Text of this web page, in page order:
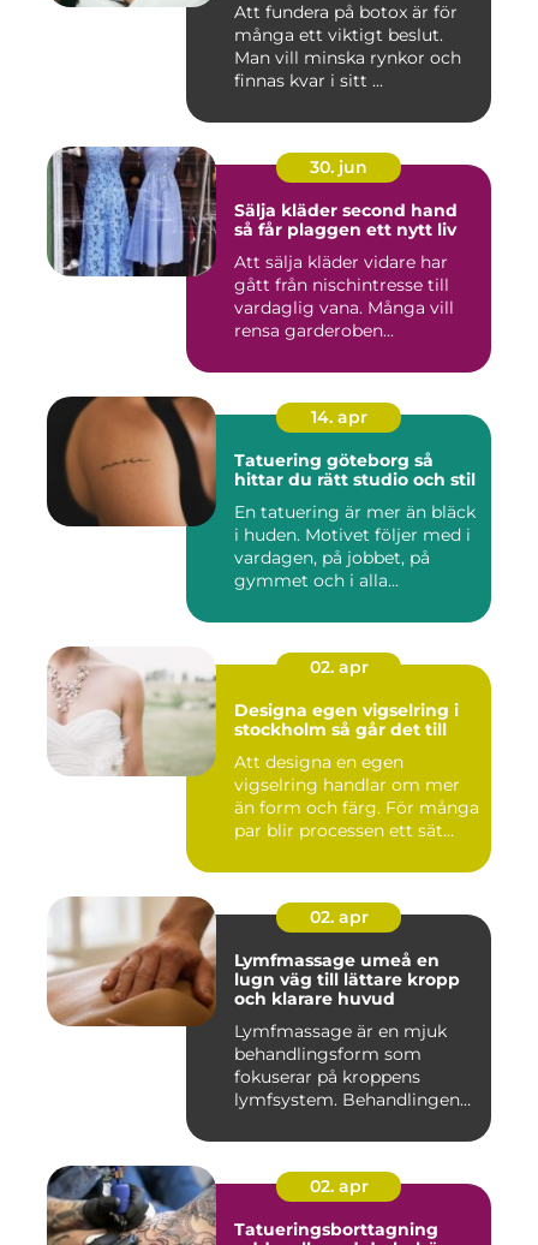
Att fundera på botox är för
många ett viktigt beslut.
Man vill minska rynkor och
finnas kvar i sitt ...
30. jun
Sälja kläder second hand
så får plaggen ett nytt liv
Att sälja kläder vidare har
gått från nischintresse till
vardaglig vana. Många vill
rensa garderoben...
14. apr
Tatuering göteborg så
hittar du rätt studio och stil
En tatuering är mer än bläck
i huden. Motivet följer med i
vardagen, på jobbet, på
gymmet och i alla...
02. apr
Designa egen vigselring i
stockholm så går det till
Att designa en egen
vigselring handlar om mer
än form och färg. För många
par blir processen ett sät...
02. apr
Lymfmassage umeå en
lugn väg till lättare kropp
och klarare huvud
Lymfmassage är en mjuk
behandlingsform som
fokuserar på kroppens
lymfsystem. Behandlingen
02. apr
Tatueringsborttagning